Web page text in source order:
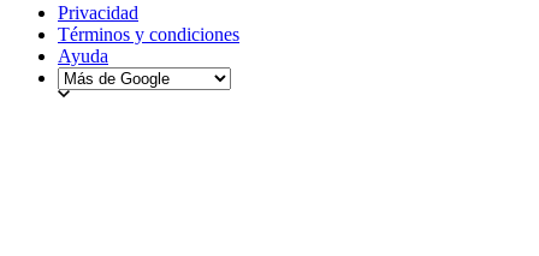
Privacidad
Términos y condiciones
Ayuda